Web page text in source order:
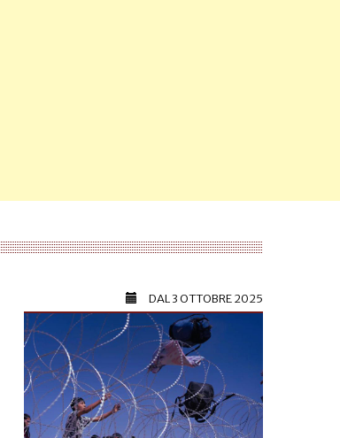
DAL3 OTTOBRE 2025